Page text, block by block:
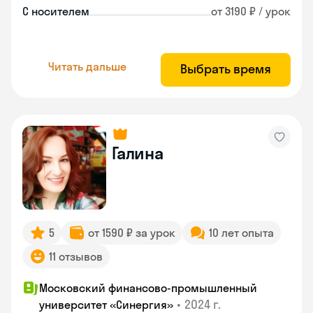
С носителем от 3190 ₽ / урок
Читать дальше Выбрать время
Галина
5 от 1590 ₽ за урок
10 лет опыта
11 отзывов
Московский финансово-промышленный
университет «Синергия» • 2024 г.